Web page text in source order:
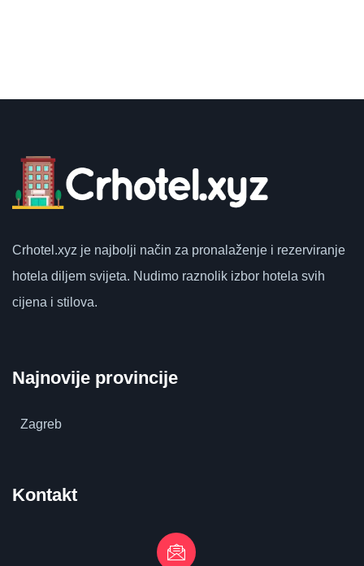
Crhotel.xyz je najbolji način za pronalaženje i rezerviranje
hotela diljem svijeta. Nudimo raznolik izbor hotela svih
cijena i stilova.
Najnovije provincije
Zagreb
Kontakt